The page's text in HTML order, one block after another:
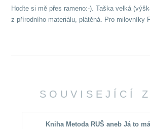
Hoďte si mě přes rameno:-). Taška velká
z přírodního materiálu, plátěná. Pro milovníky
SOUVISEJÍCÍ
Kniha Metoda RUŠ aneb Já to